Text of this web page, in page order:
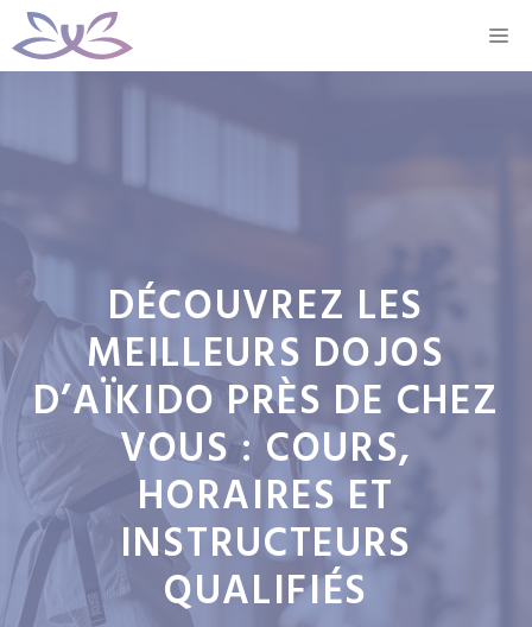
Aller
au
DÉCOUVREZ LES
MEILLEURS DOJOS
D’AÏKIDO PRÈS DE CHEZ
VOUS : COURS,
HORAIRES ET
INSTRUCTEURS
QUALIFIÉS